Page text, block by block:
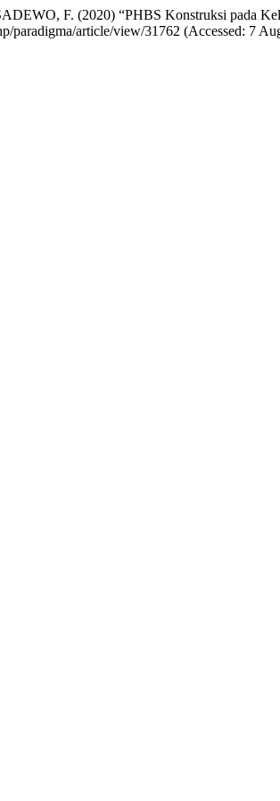
F. (2020) “PHBS Konstruksi pada
paradigma/article/view/31762 (Accessed: 7